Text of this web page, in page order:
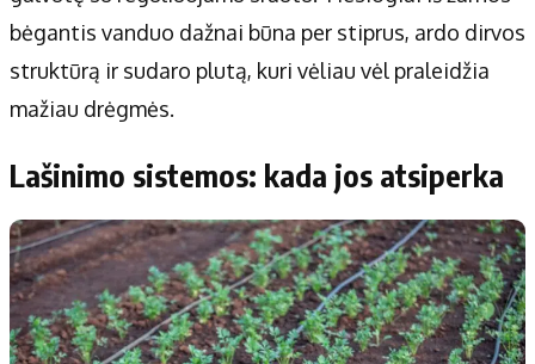
bėgantis vanduo dažnai būna per stiprus, ardo dirvos
struktūrą ir sudaro plutą, kuri vėliau vėl praleidžia
mažiau drėgmės.
Lašinimo sistemos: kada jos atsiperka